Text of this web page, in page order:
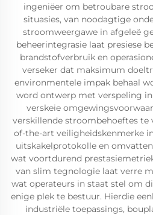
ingeniëer om betroubare
situasies, van noodagtige
stroomweergawe in afgeleë
beheerintegrasie laat presiese
brandstofverbruik en
verseker dat maksimum
environmentele impak behaal
word ontwerp met verspeling
verskeie
verskillende stroombehoeftes te
of-the-art veiligheidskenmerke
uitskakelprotokolle en
wat voortdurend
van slim tegnologie laat verre
wat operateurs in staat stel om
enige plek te bestuur. Hierdie
industriële toepassings,